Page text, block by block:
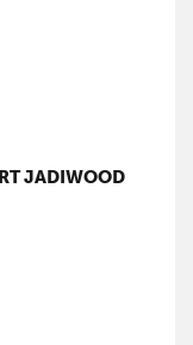
JADIWOOD